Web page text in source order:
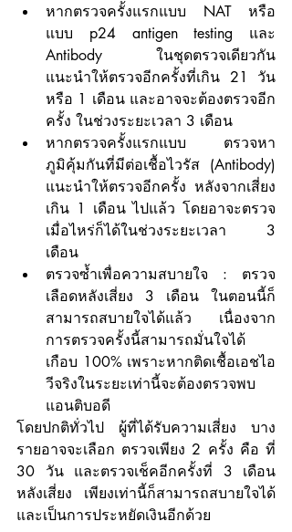
หากตรวจครั้งแรกแบบ NAT หรือ
แบบ p24 antigen testing และ
Antibody ในชุดตรวจเดียวกัน
แนะนำให้ตรวจอีกครั้งที่เกิน 21 วัน
หรือ 1 เดือน และอาจจะต้องตรวจอีก
ครั้ง ในช่วงระยะเวลา 3 เดือน
หากตรวจครั้งแรกแบบ ตรวจหา
ภูมิคุ้มกันที่มีต่อเชื้อไวรัส (Antibody)
แนะนำให้ตรวจอีกครั้ง หลังจากเสี่ยง
เกิน 1 เดือน ไปแล้ว โดยอาจะตรวจ
เมื่อไหร่ก็ได้ในช่วงระยะเวลา 3
เดือน
ตรวจซ้ำเพื่อความสบายใจ : ตรวจ
เลือดหลังเสี่ยง 3 เดือน ในตอนนี้ก็
สามารถสบายใจได้แล้ว เนื่องจาก
การตรวจครั้งนี้สามารถมั่นใจได้
เกือบ 100% เพราะหากติดเชื้อเอชไอ
วีจริงในระยะเท่านี้จะต้องตรวจพบ
แอนติบอดี
โดยปกติทั่วไป ผู้ที่ได้รับความเสี่ยง บาง
รายอาจจะเลือก ตรวจเพียง 2 ครั้ง คือ ที่
30 วัน และตรวจเช็คอีกครั้งที่ 3 เดือน
หลังเสี่ยง เพียงเท่านี้ก็สามารถสบายใจได้
และเป็นการประหยัดเงินอีกด้วย